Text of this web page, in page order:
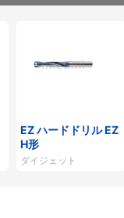
EZ ハードドリル EZ
H形
ダイジェット